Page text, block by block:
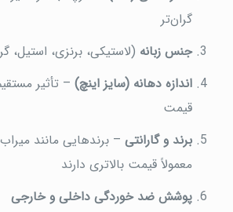
گران‌تر
جنس زبانه (لاستیکی، برنزی، استیل،
اندازه دهانه (سایز اینچ)– تأثیر
قیمت
برند و گارانتی– برندهایی مانند
معمولاً قیمت بالاتری دارند
پوشش ضد خوردگی داخلی و خارجی